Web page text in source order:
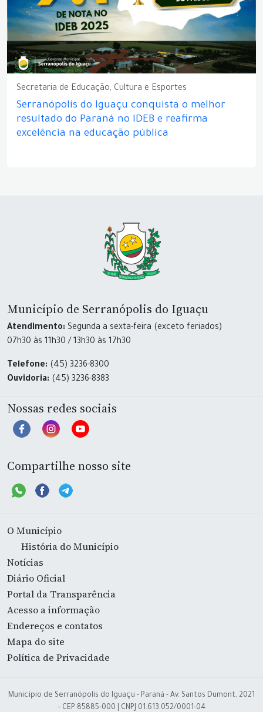
Secretaria de Educação, Cultura e Esportes
Serranópolis do Iguaçu conquista o melhor
resultado do Paraná no IDEB e reafirma
excelência na educação pública
Município de Serranópolis do Iguaçu
Atendimento: Segunda a sexta-feira (exceto feriados)
07h30 às 11h30 / 13h30 às 17h30
Telefone: (45) 3236-8300
Ouvidoria: (45) 3236-8383
Nossas redes sociais
Compartilhe nosso site
O Município
História do Município
Notícias
Diário Oficial
Portal da Transparência
Acesso a informação
Endereços e contatos
Mapa do site
Política de Privacidade
Município de Serranópolis do Iguaçu - Paraná - Av. Santos Dumont, 2021
- CEP 85885-000 | CNPJ 01.613.052/0001-04